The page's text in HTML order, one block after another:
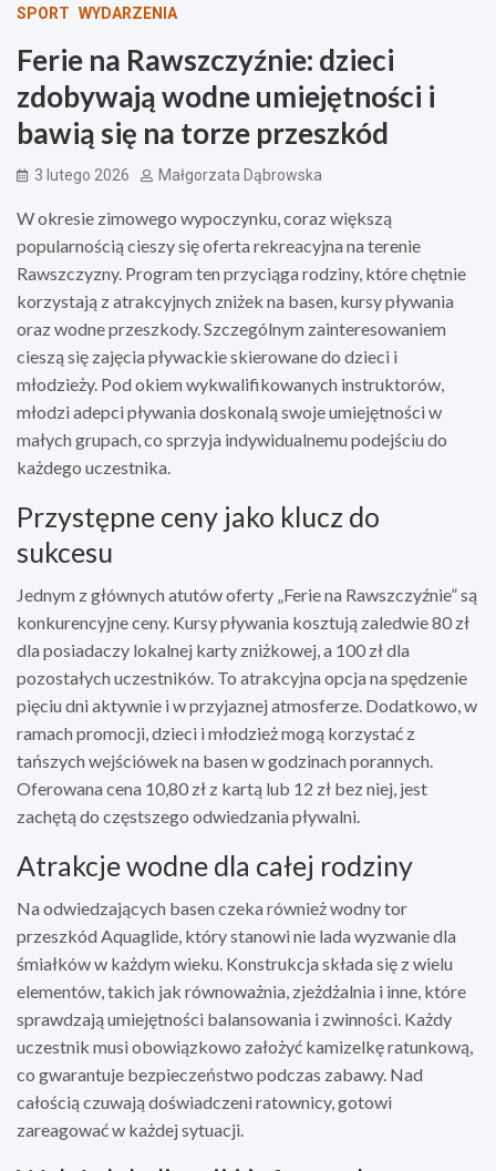
SPORT WYDARZENIA
Ferie na Rawszczyźnie: dzieci
zdobywają wodne umiejętności i
bawią się na torze przeszkód
3 lutego 2026 Małgorzata Dąbrowska
W okresie zimowego wypoczynku, coraz większą
popularnością cieszy się oferta rekreacyjna na terenie
Rawszczyzny. Program ten przyciąga rodziny, które chętnie
korzystają z atrakcyjnych zniżek na basen, kursy pływania
oraz wodne przeszkody. Szczególnym zainteresowaniem
cieszą się zajęcia pływackie skierowane do dzieci i
młodzieży. Pod okiem wykwalifikowanych instruktorów,
młodzi adepci pływania doskonalą swoje umiejętności w
małych grupach, co sprzyja indywidualnemu podejściu do
każdego uczestnika.
Przystępne ceny jako klucz do
sukcesu
Jednym z głównych atutów oferty „Ferie na Rawszczyźnie” są
konkurencyjne ceny. Kursy pływania kosztują zaledwie 80 zł
dla posiadaczy lokalnej karty zniżkowej, a 100 zł dla
pozostałych uczestników. To atrakcyjna opcja na spędzenie
pięciu dni aktywnie i w przyjaznej atmosferze. Dodatkowo, w
ramach promocji, dzieci i młodzież mogą korzystać z
tańszych wejściówek na basen w godzinach porannych.
Oferowana cena 10,80 zł z kartą lub 12 zł bez niej, jest
zachętą do częstszego odwiedzania pływalni.
Atrakcje wodne dla całej rodziny
Na odwiedzających basen czeka również wodny tor
przeszkód Aquaglide, który stanowi nie lada wyzwanie dla
śmiałków w każdym wieku. Konstrukcja składa się z wielu
elementów, takich jak równoważnia, zjeżdżalnia i inne, które
sprawdzają umiejętności balansowania i zwinności. Każdy
uczestnik musi obowiązkowo założyć kamizelkę ratunkową,
co gwarantuje bezpieczeństwo podczas zabawy. Nad
całością czuwają doświadczeni ratownicy, gotowi
zareagować w każdej sytuacji.